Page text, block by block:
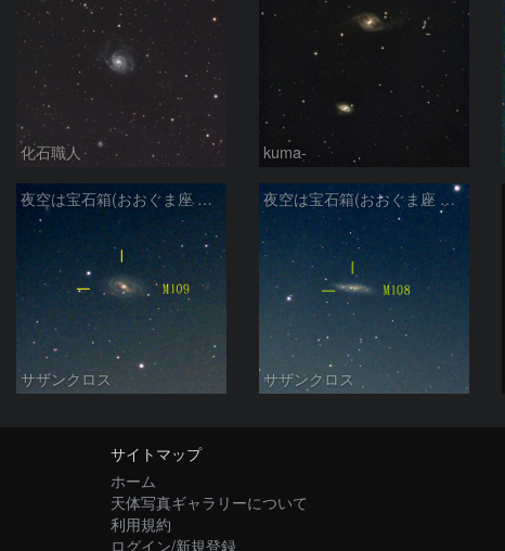
化石職人 kuma-
夜空は宝石箱(おおぐま座 M109) Seestar50
サザンクロス
夜空は宝石箱(おおぐま座 M108) Seestar50
サザンクロス
サイトマップ
ホーム
天体写真ギャラリーについて
利用規約
ログイン/新規登録